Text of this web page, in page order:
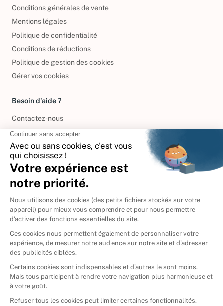
Conditions générales de vente
Mentions légales
Politique de confidentialité
Conditions de réductions
Politique de gestion des cookies
Gérer vos cookies
Besoin d'aide ?
Contactez-nous
International
🇪🇸Espagne
🇮🇹Italie
Donner vos livres